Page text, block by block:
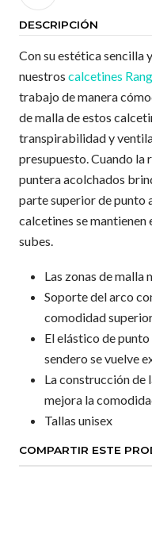
DESCRIPCIÓN
Con su estética sencilla
nuestros calcetines
trabajo de manera
de malla de estos
transpirabilidad y
presupuesto. Cuando la
puntera acolchados
parte superior de punto
calcetines se mantienen
subes.
Las zonas de
Soporte del arco
comodidad
El elástico de
sendero se vuelve
La construcción de
mejora la
Tallas unisex
COMPARTIR ESTE